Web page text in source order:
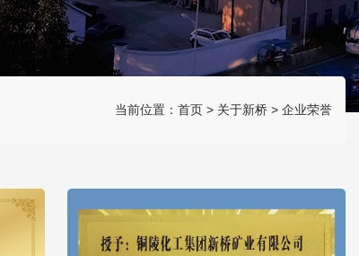
当前位置： 首页 > 关于新桥 > 企业荣誉